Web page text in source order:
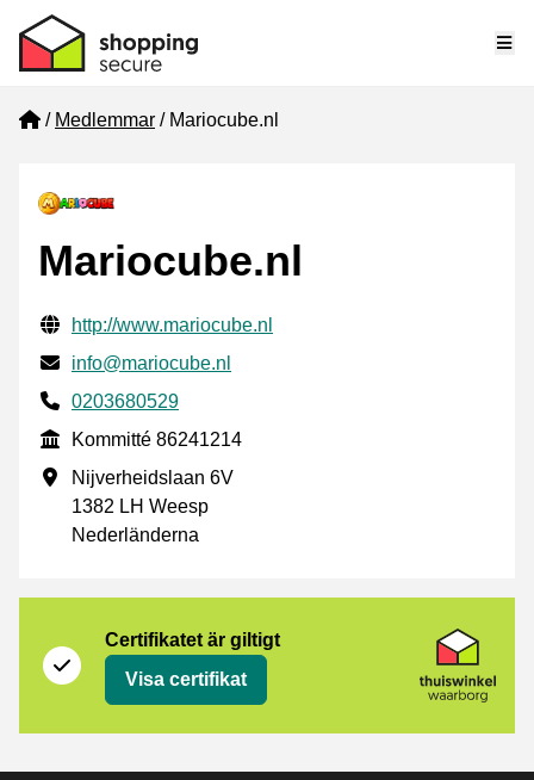
Home
Medlemmar Mariocube.nl
Mariocube.nl
Verifierade kontaktuppgifter
Website URL
http://www.mariocube.nl
E-post
info@mariocube.nl
Phone number
0203680529
Kommitté
Kommitté 86241214
Företagsadress
Nijverheidslaan 6V
1382 LH Weesp
Nederländerna
Certifikatet är giltigt
Visa certifikat